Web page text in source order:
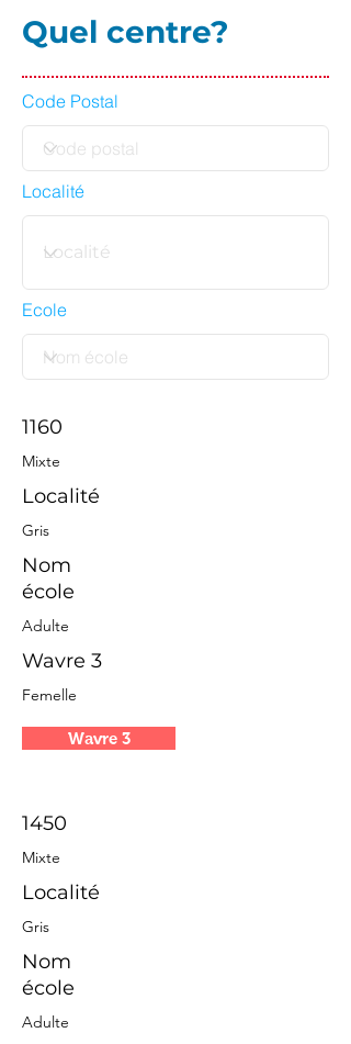
Quel centre?
Code Postal
Localité
Ecole
1160
Mixte
Localité
Gris
Nom
école
Adulte
Wavre 3
Femelle
Wavre 3
1450
Mixte
Localité
Gris
Nom
école
Adulte